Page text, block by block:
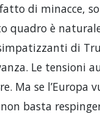
di minacce,
quadro è
di
Le tensioni
Ma se l’Europa
basta